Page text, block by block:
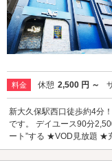
料金 休憩 2,500 円 ～
新大久保駅西口徒歩約4分
です。 デイユース90分
ート”する ★VOD見放題 ★